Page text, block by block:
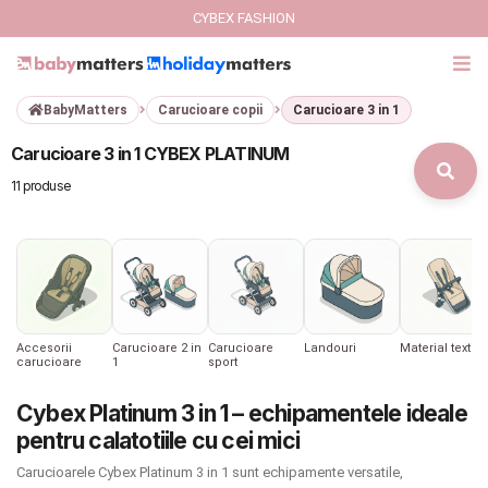
GIFT CARD
Branduri
CARUCIOARE COPII
SCOICI AUTO
CYBEX FASHION
BabyMatters Carucioare copii Carucioare 3 in 1
Carucioare 3 in 1 CYBEX PLATINUM
11 produse
Accesorii
carucioare
Carucioare 2 in
1
Carucioare
sport
Landouri Material textil
Cybex Platinum 3 in 1 – echipamentele ideale
pentru calatotiile cu cei mici
Carucioarele Cybex Platinum 3 in 1 sunt echipamente versatile,